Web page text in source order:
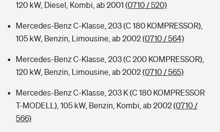
120 kW, Diesel, Kombi, ab 2001 (0710 / 520)
Mercedes-Benz C-Klasse, 203 (C 180 KOMPRESSOR),
105 kW, Benzin, Limousine, ab 2002(0710 / 564)
Mercedes-Benz C-Klasse, 203 (C 200 KOMPRESSOR),
120 kW, Benzin, Limousine, ab 2002(0710 / 565)
Mercedes-Benz C-Klasse, 203 K (C 180 KOMPRESSOR
T-MODELL), 105 kW, Benzin, Kombi, ab 2002(0710 /
566)